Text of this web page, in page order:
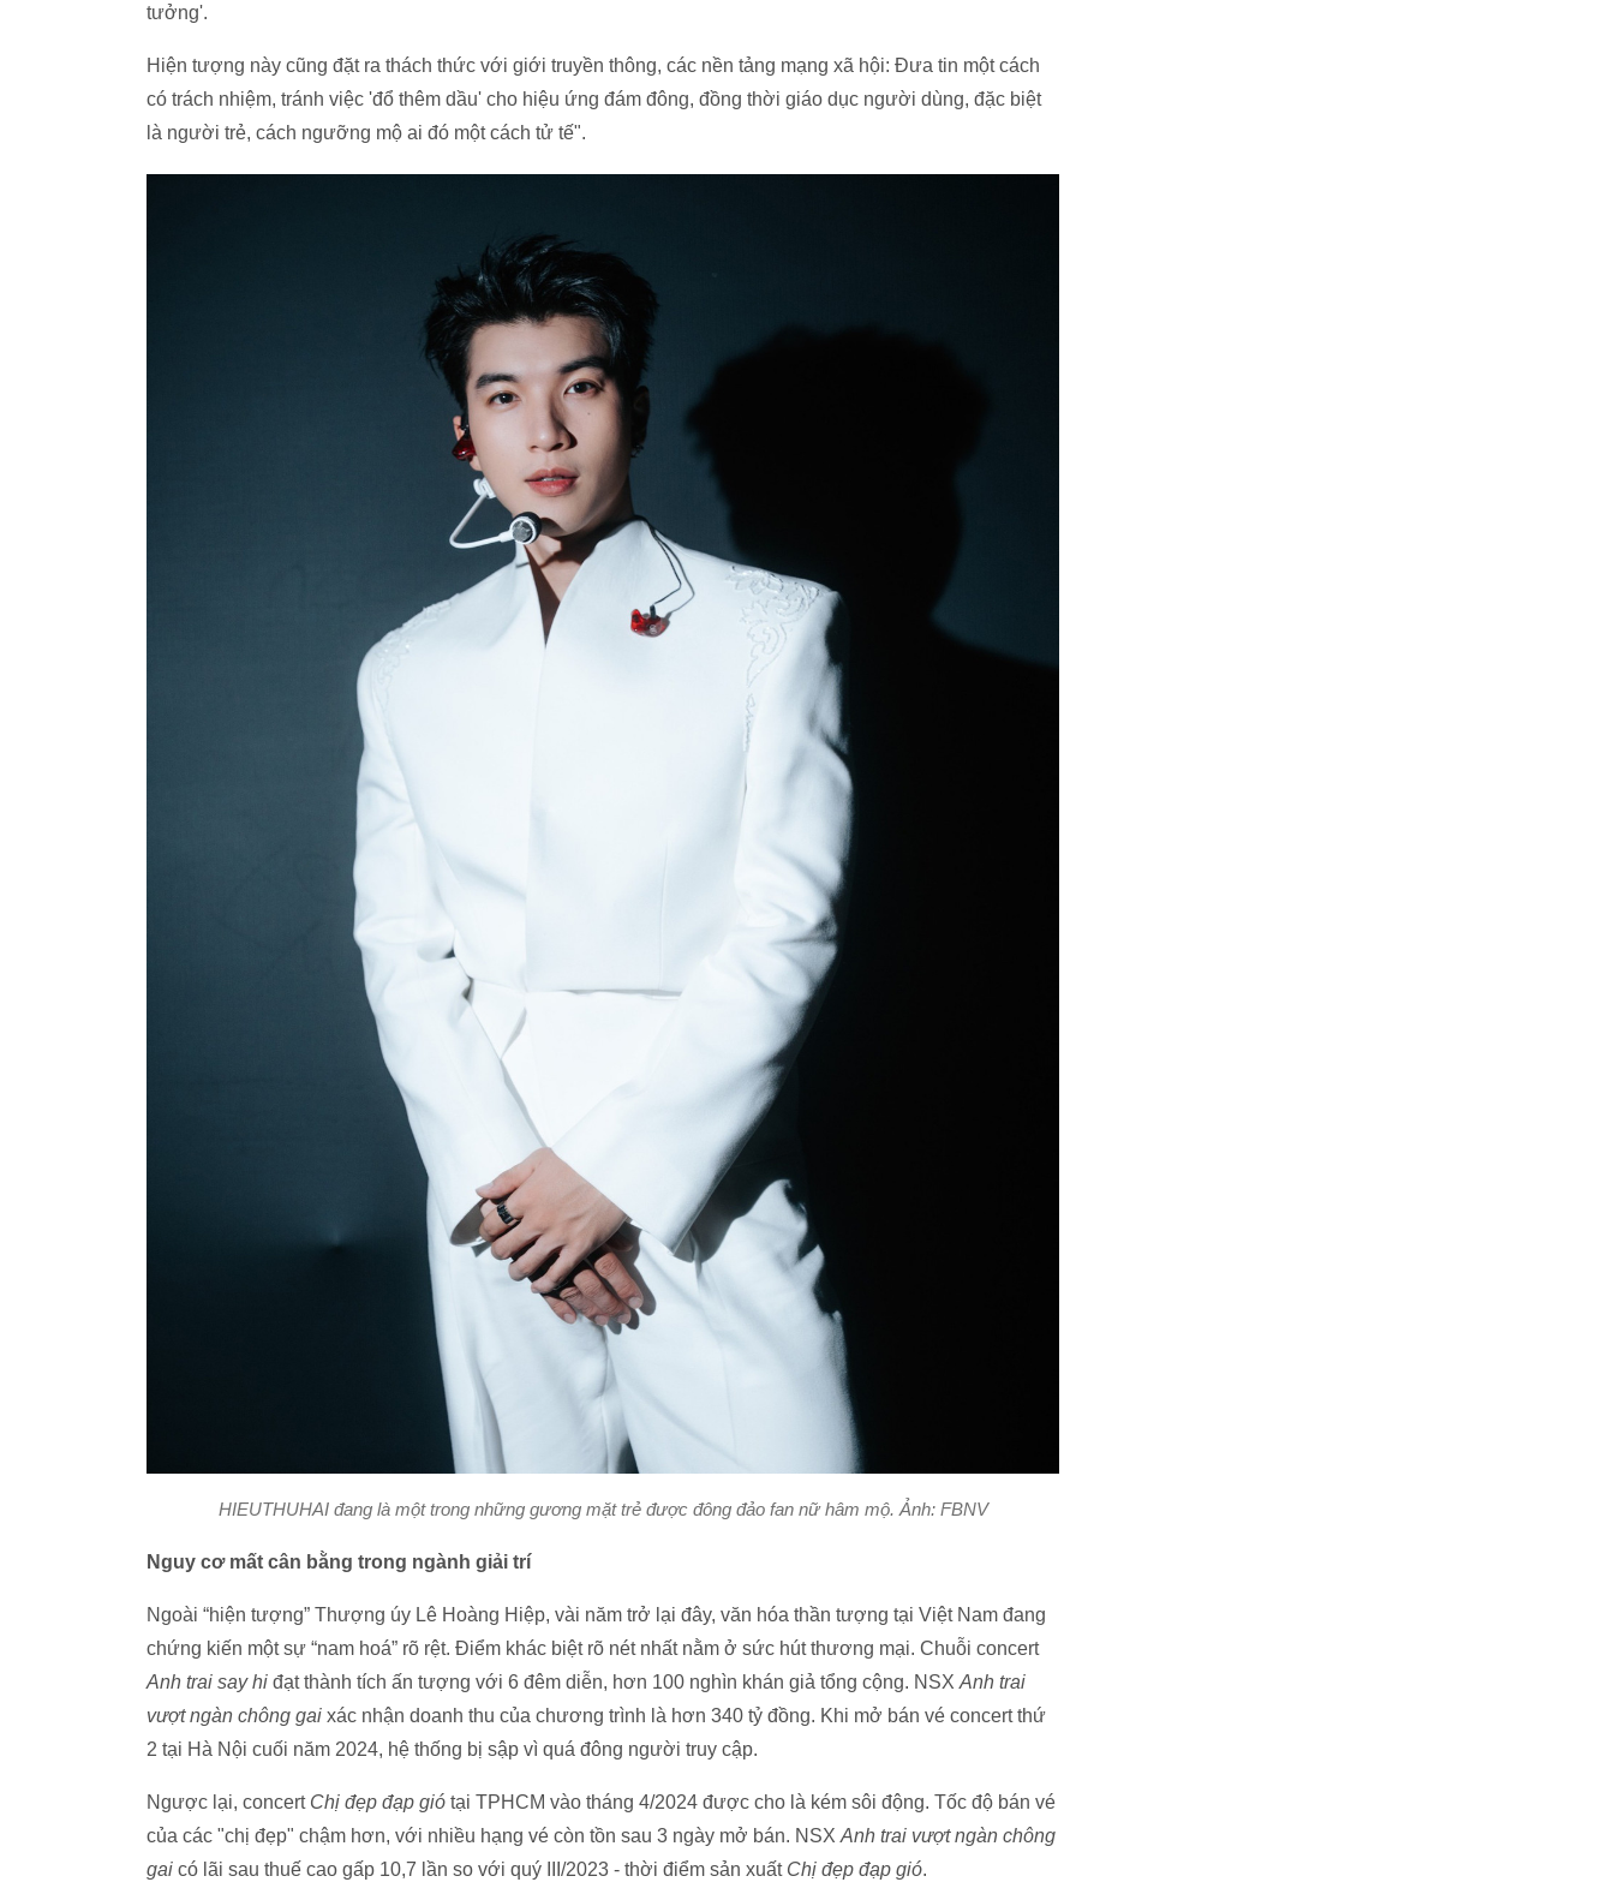
tưởng'.
Hiện tượng này cũng đặt ra thách thức với giới truyền thông, các nền tảng mạng xã hội: Đưa tin một cách
có trách nhiệm, tránh việc 'đổ thêm dầu' cho hiệu ứng đám đông, đồng thời giáo dục người dùng, đặc biệt
là người trẻ, cách ngưỡng mộ ai đó một cách tử tế".
HIEUTHUHAI đang là một trong những gương mặt trẻ được đông đảo fan nữ hâm mộ. Ảnh: FBNV
Nguy cơ mất cân bằng trong ngành giải trí
Ngoài “hiện tượng” Thượng úy Lê Hoàng Hiệp, vài năm trở lại đây, văn hóa thần tượng tại Việt Nam đang
chứng kiến một sự “nam hoá” rõ rệt. Điểm khác biệt rõ nét nhất nằm ở sức hút thương mại. Chuỗi concert
Anh trai say hi đạt thành tích ấn tượng với 6 đêm diễn, hơn 100 nghìn khán giả tổng cộng. NSX Anh trai
vượt ngàn chông gai xác nhận doanh thu của chương trình là hơn 340 tỷ đồng. Khi mở bán vé concert thứ
2 tại Hà Nội cuối năm 2024, hệ thống bị sập vì quá đông người truy cập.
Ngược lại, concertChị đẹp đạp gió tại TPHCM vào tháng 4/2024 được cho là kém sôi động. Tốc độ bán vé
của các "chị đẹp" chậm hơn, với nhiều hạng vé còn tồn sau 3 ngày mở bán. NSX Anh trai vượt ngàn chông
gai có lãi sau thuế cao gấp 10,7 lần so với quý III/2023 - thời điểm sản xuấtChị đẹp đạp gió.